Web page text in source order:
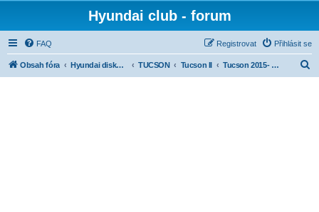
Hyundai club - forum
FAQ Přihlásit se
Registrovat
Obsah fóra Hyundai diskuse dle modelů TUCSON Tucson II Tucson 2015- Úpravy (tuning)